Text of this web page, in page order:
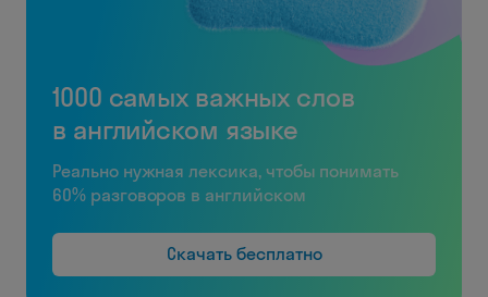
1000 самых важных слов
в английском языке
Реально нужная лексика, чтобы понимать
60% разговоров в английском
Скачать бесплатно